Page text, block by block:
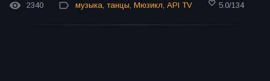
2340 музыка, танцы, Мюзикл, API TV 5.0/134